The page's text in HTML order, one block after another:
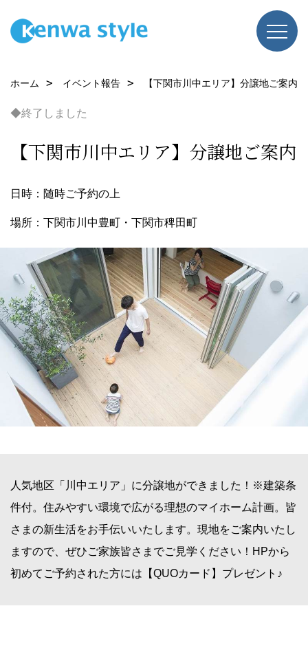
ホーム イベント報告 【下関市川中エリア】分譲地ご案内
◆終了しました
【下関市川中エリア】分譲地ご案内
日時：随時ご予約の上
場所：下関市川中豊町・下関市稗田町
人気地区「川中エリア」に分譲地ができました！※建築条
件付。住みやすい環境で広がる理想のマイホーム計画。皆
さまの新生活をお手伝いいたします。現地をご案内いたし
ますので、ぜひご家族皆さまでご見学ください！HPから
初めてご予約された方には【QUOカード】プレゼント♪